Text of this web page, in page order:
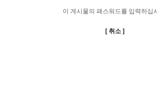
이 게시물의 패스워드를 입력하십
[ 취소 ]